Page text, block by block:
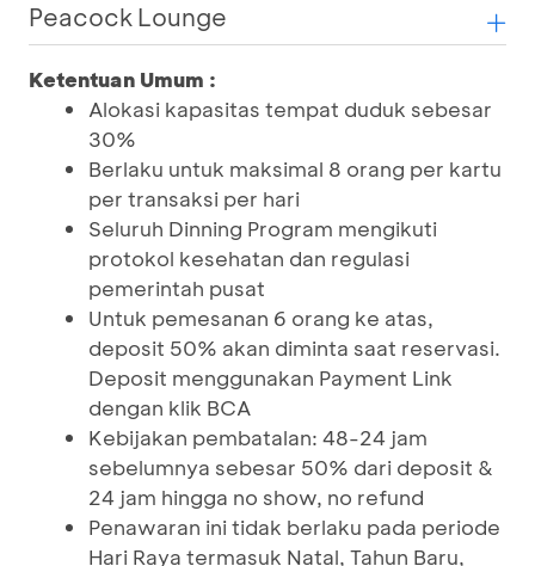
Peacock Lounge
Ketentuan Umum :
Alokasi kapasitas tempat duduk sebesar
30%
Berlaku untuk maksimal 8 orang per kartu
per transaksi per hari
Seluruh Dinning Program mengikuti
protokol kesehatan dan regulasi
pemerintah pusat
Untuk pemesanan 6 orang ke atas,
deposit 50% akan diminta saat reservasi.
Deposit menggunakan Payment Link
dengan klik BCA
Kebijakan pembatalan: 48-24 jam
sebelumnya sebesar 50% dari deposit &
24 jam hingga no show, no refund
Penawaran ini tidak berlaku pada periode
Hari Raya termasuk Natal, Tahun Baru,